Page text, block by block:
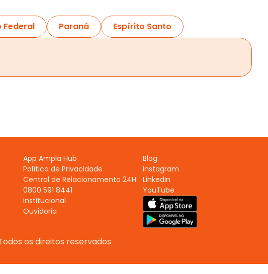
Federal Paraná Espírito Santo
App Ampla Hub
Política de Privacidade
Central de Relacionamento 24H:
0800 591 8441
Institucional
Ouvidoria
Blog
Instagram
LinkedIn
YouTube
os direitos reservados